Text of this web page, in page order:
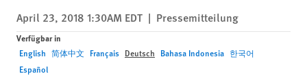
April 23, 2018 1:30AM EDT | Pressemitteilung
Verfügbar in
English 简体中文 Français Deutsch Bahasa Indonesia 한국어
Español